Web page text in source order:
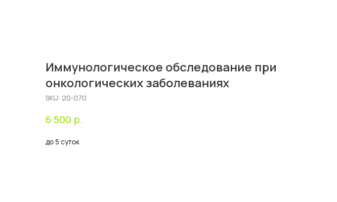
Иммунологическое обследование при
онкологических заболеваниях
SKU: 20-070
6 500 р.
до 5 суток